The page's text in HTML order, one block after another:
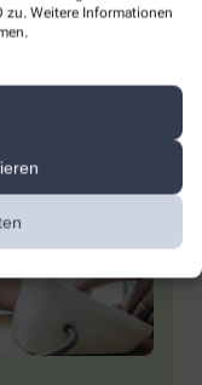
zu. Weitere Informationen